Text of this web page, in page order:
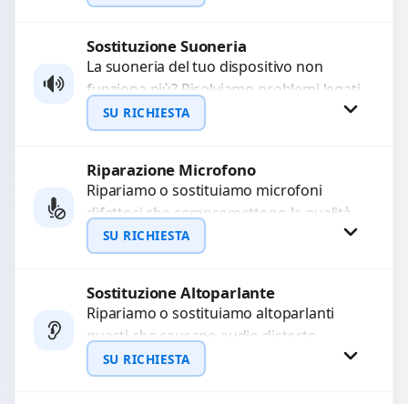
Sostituiamo la...
Richiedi Preventivo
WhatsApp
Sostituzione Suoneria
La suoneria del tuo dispositivo non
funziona più? Risolviamo problemi legati
a moduli audio difettosi con interventi
precisi e componenti...
SU RICHIESTA
Richiedi Preventivo
WhatsApp
Riparazione Microfono
Ripariamo o sostituiamo microfoni
difettosi che compromettono la qualità
audio delle registrazioni o delle
chiamate. Diagnosi accurata e ricambi
SU RICHIESTA
Richiedi Preventivo
WhatsApp
Sostituzione Altoparlante
Ripariamo o sostituiamo altoparlanti
guasti che causano audio distorto,
basso o assente. Utilizziamo ricambi di
alta qualità garantiti per 3...
SU RICHIESTA